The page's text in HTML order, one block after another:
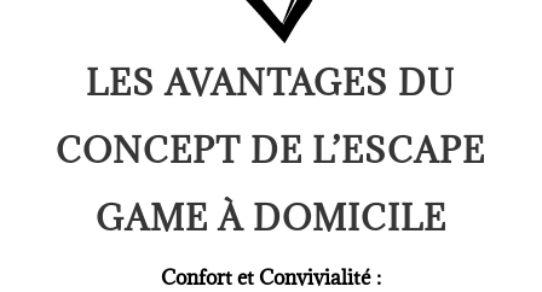
LES AVANTAGES DU
CONCEPT DE L’ESCAPE
GAME À DOMICILE
Confort et Convivialité :